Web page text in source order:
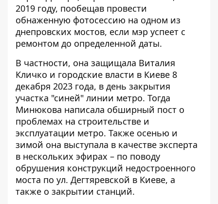
2019 году, пообещав провести
обнаженную фотосессию на одном из
днепровских мостов, если мэр успеет с
ремонтом до определенной даты.
В частности, она защищала Виталия
Кличко и городские власти в Киеве 8
декабря 2023 года, в день закрытия
участка "синей" линии метро. Тогда
Минюкова написала обширный пост о
проблемах на строительстве и
эксплуатации метро. Также осенью и
зимой она выступала в качестве эксперта
в нескольких эфирах – по поводу
обрушения конструкций недостроенного
моста по ул. Дегтяревской в ​​Киеве, а
также о закрытии станций.